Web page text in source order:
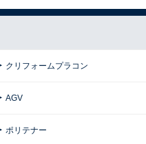
クリフォームプラコン
AGV
ポリテナー